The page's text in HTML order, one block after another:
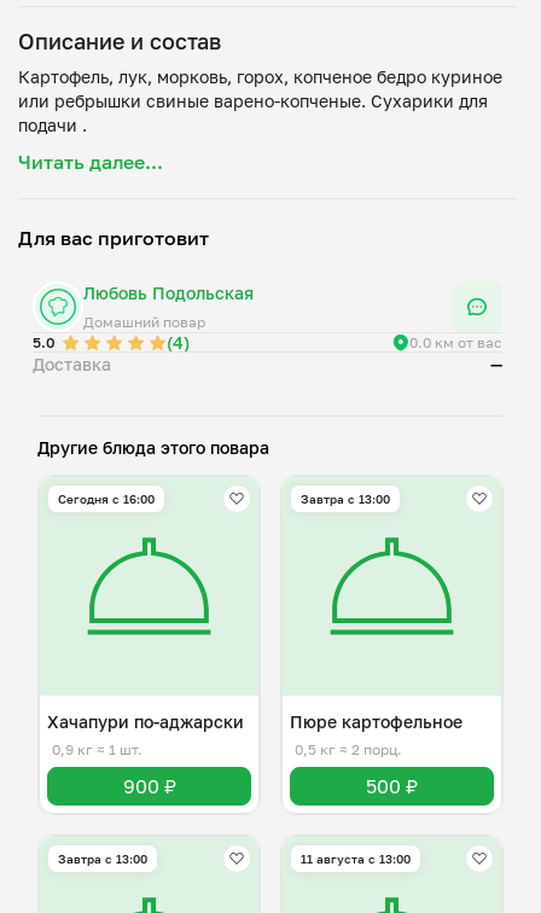
Описание и состав
Картофель, лук, морковь, горох, копченое бедро куриное
или ребрышки свиные варено-копченые. Сухарики для
Читать далее...
Для вас приготовит
Любовь Подольская
Домашний повар
5.0
(4) 0.0 км от вас
Доставка —
Другие блюда этого повара
Сегодня с 16:00
Хачапури по-аджарски
0,9 кг ≈ 1 шт.
900 ₽
Завтра c 13:00
Пюре картофельное
0,5 кг ≈ 2 порц.
500 ₽
Завтра c 13:00 11 августа с 13:00